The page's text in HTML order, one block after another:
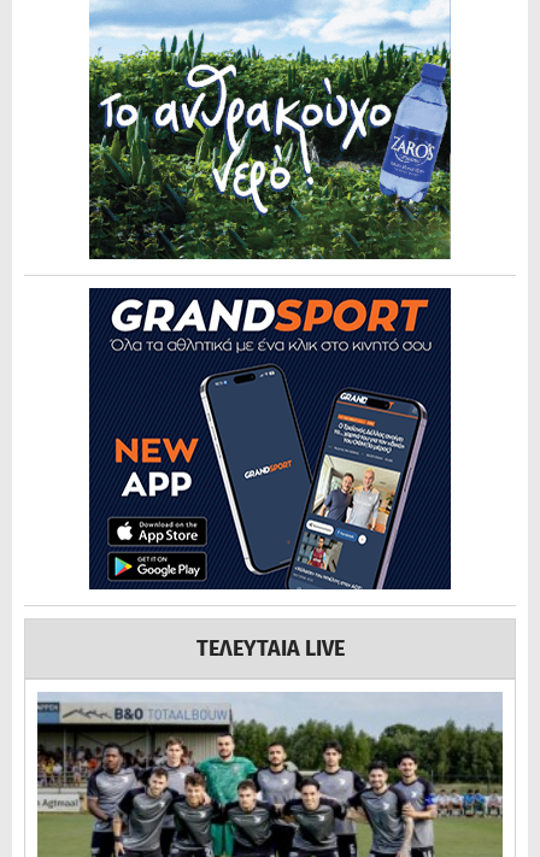
ΤΕΛΕΥΤΑΙΑ LIVE